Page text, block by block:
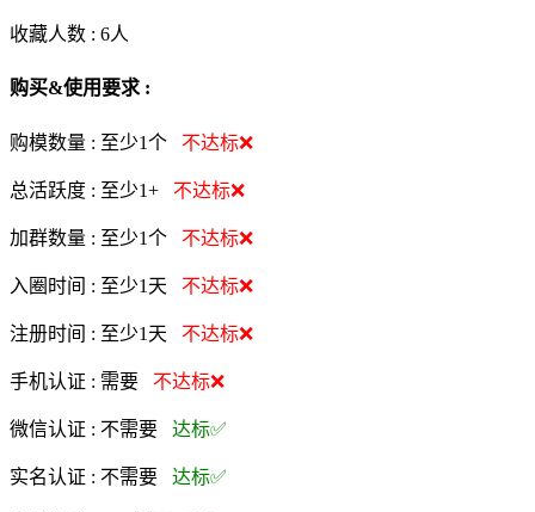
收藏人数 : 6人
购买&使用要求 :
购模数量 : 至少1个 不达标❌
总活跃度 : 至少1+ 不达标❌
加群数量 : 至少1个 不达标❌
入圈时间 : 至少1天 不达标❌
注册时间 : 至少1天 不达标❌
手机认证 : 需要 不达标❌
微信认证 : 不需要 达标✅
实名认证 : 不需要 达标✅